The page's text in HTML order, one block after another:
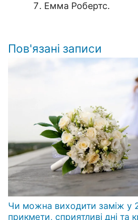
Емма Робертс.
Пов'язані записи
Чи можна виходити заміж у
прикмети, сприятливі дні та